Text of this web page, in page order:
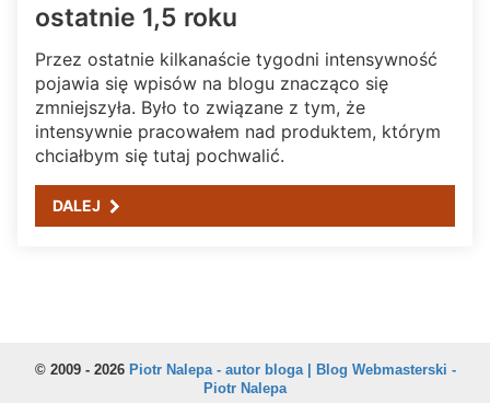
ostatnie 1,5 roku
Przez ostatnie kilkanaście tygodni intensywność
pojawia się wpisów na blogu znacząco się
zmniejszyła. Było to związane z tym, że
intensywnie pracowałem nad produktem, którym
chciałbym się tutaj pochwalić.
DALEJ
© 2009 - 2026 Piotr Nalepa - autor bloga | Blog Webmasterski -
Piotr Nalepa